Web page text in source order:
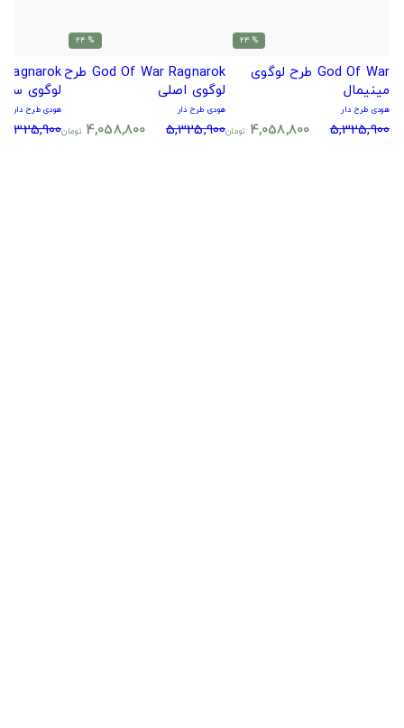
% 24
God Of War طرح لوگوی
مینیمال
هودی طرح دار
5,325,900
4,058,800 تومان
% 24
God Of War Ragnarok طرح
لوگوی اصلی
هودی طرح دار
5,325,900
4,058,800 تومان
لوگوی
هودی طرح دار
5,325,900